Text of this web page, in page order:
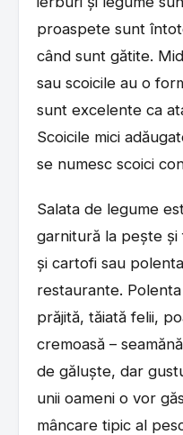
proaspete sunt
când sunt gătite.
sau scoicile au o
sunt excelente ca
Scoicile mici
se numesc scoici
Salata de legume
garnitură la pește
și cartofi sau
restaurante.
prăjită, tăiată felii,
cremoasă –
de găluște, dar
unii oameni o vor
mâncare tipic al